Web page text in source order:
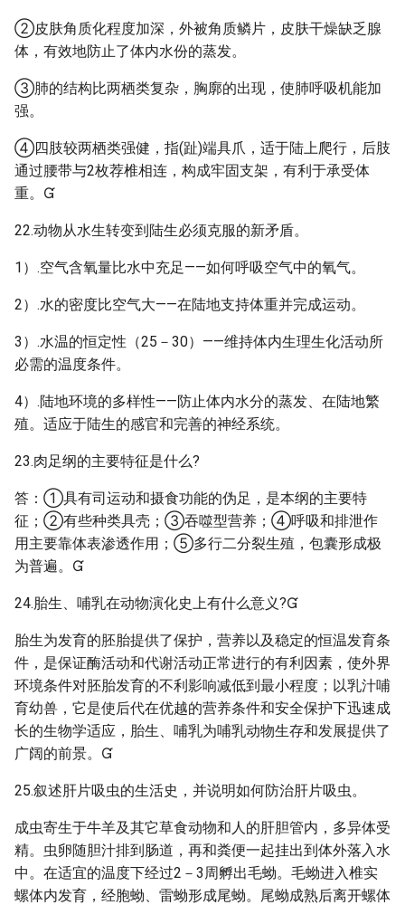
②皮肤角质化程度加深，外被角质鳞片，皮肤干燥缺乏腺
体，有效地防止了体内水份的蒸发。
③肺的结构比两栖类复杂，胸廓的出现，使肺呼吸机能加
强。
④四肢较两栖类强健，指(趾)端具爪，适于陆上爬行，后肢
通过腰带与2枚荐椎相连，构成牢固支架，有利于承受体
重。
22.动物从水生转变到陆生必须克服的新矛盾。
1）.空气含氧量比水中充足——如何呼吸空气中的氧气。
2）.水的密度比空气大——在陆地支持体重并完成运动。
3）.水温的恒定性（25－30）——维持体内生理生化活动所
必需的温度条件。
4）.陆地环境的多样性——防止体内水分的蒸发、在陆地繁
殖。适应于陆生的感官和完善的神经系统。
23.肉足纲的主要特征是什么?
答：①具有司运动和摄食功能的伪足，是本纲的主要特
征；②有些种类具壳；③吞噬型营养；④呼吸和排泄作
用主要靠体表渗透作用；⑤多行二分裂生殖，包囊形成极
为普遍。
24.胎生、哺乳在动物演化史上有什么意义?
胎生为发育的胚胎提供了保护，营养以及稳定的恒温发育条
件，是保证酶活动和代谢活动正常进行的有利因素，使外界
环境条件对胚胎发育的不利影响减低到最小程度；以乳汁哺
育幼兽，它是使后代在优越的营养条件和安全保护下迅速成
长的生物学适应，胎生、哺乳为哺乳动物生存和发展提供了
广阔的前景。
25.叙述肝片吸虫的生活史，并说明如何防治肝片吸虫。
成虫寄生于牛羊及其它草食动物和人的肝胆管内，多异体受
精。虫卵随胆汁排到肠道，再和粪便一起挂出到体外落入水
中。在适宜的温度下经过2－3周孵出毛蚴。毛蚴进入椎实
螺体内发育，经胞蚴、雷蚴形成尾蚴。尾蚴成熟后离开螺体